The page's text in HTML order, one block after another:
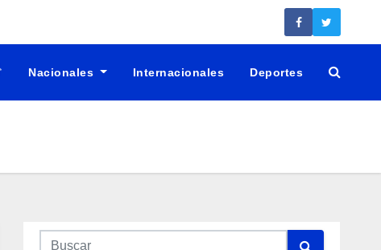
Nacionales Internacionales Deportes